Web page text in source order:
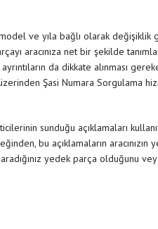
ve yıla bağlı olarak
aracınıza net bir şekilde
ayrıntıların da dikkate alınması
Şasi Numara Sorgulama
sunduğu açıklamaları
bu açıklamaların
yedek parça olduğunu